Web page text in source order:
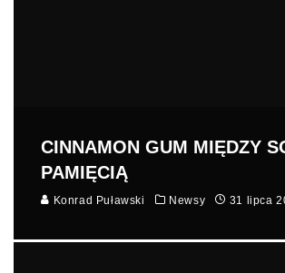
CINNAMON GUM MIĘDZY
PAMIĘCIĄ
Konrad Puławski Newsy 31 lipca